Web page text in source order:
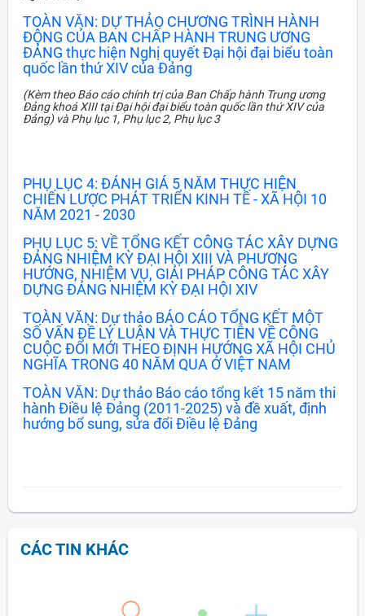
TOÀN VĂN: DỰ THẢO CHƯƠNG TRÌNH HÀNH
ĐỘNG CỦA BAN CHẤP HÀNH TRUNG ƯƠNG
ĐẢNG thực hiện Nghị quyết Đại hội đại biểu toàn
quốc lần thứ XIV của Đảng
(Kèm theo Báo cáo chính trị của Ban Chấp hành Trung ương
Đảng khoá XIII tại Đại hội đại biểu toàn quốc lần thứ XIV của
Đảng) và Phụ lục 1, Phụ lục 2, Phụ lục 3
PHỤ LỤC 4: ĐÁNH GIÁ 5 NĂM THỰC HIỆN
CHIẾN LƯỢC PHÁT TRIỂN KINH TẾ - XÃ HỘI 10
NĂM 2021 - 2030
PHỤ LỤC 5: VỀ TỔNG KẾT CÔNG TÁC XÂY DỰNG
ĐẢNG NHIỆM KỲ ĐẠI HỘI XIII VÀ PHƯƠNG
HƯỚNG, NHIỆM VỤ, GIẢI PHÁP CÔNG TÁC XÂY
DỰNG ĐẢNG NHIỆM KỲ ĐẠI HỘI XIV
TOÀN VĂN: Dự thảo BÁO CÁO TỔNG KẾT MỘT
SỐ VẤN ĐỀ LÝ LUẬN VÀ THỰC TIỄN VỀ CÔNG
CUỘC ĐỔI MỚI THEO ĐỊNH HƯỚNG XÃ HỘI CHỦ
NGHĨA TRONG 40 NĂM QUA Ở VIỆT NAM
TOÀN VĂN: Dự thảo Báo cáo tổng kết 15 năm thi
hành Điều lệ Đảng (2011-2025) và đề xuất, định
hướng bổ sung, sửa đổi Điều lệ Đảng
CÁC TIN KHÁC